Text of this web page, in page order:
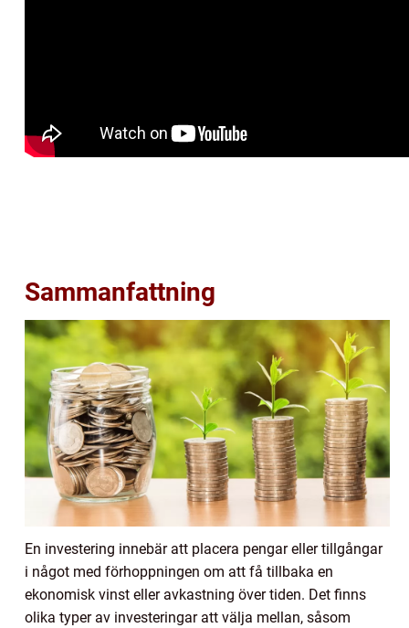
Sammanfattning
En investering innebär att placera pengar eller tillgångar
i något med förhoppningen om att få tillbaka en
ekonomisk vinst eller avkastning över tiden. Det finns
olika typer av investeringar att välja mellan, såsom